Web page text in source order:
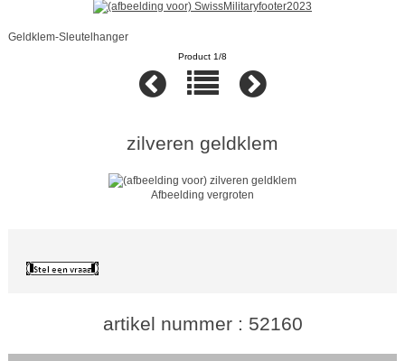
Geldklem-Sleutelhanger
Product 1/8
zilveren geldklem
Afbeelding vergroten
artikel nummer : 52160